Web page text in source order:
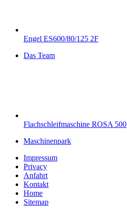
Engel ES600/80/125 2F
Das Team
Flachschleifmaschine ROSA 500
Maschinenpark
Impressum
Privacy
Anfahrt
Kontakt
Home
Sitemap